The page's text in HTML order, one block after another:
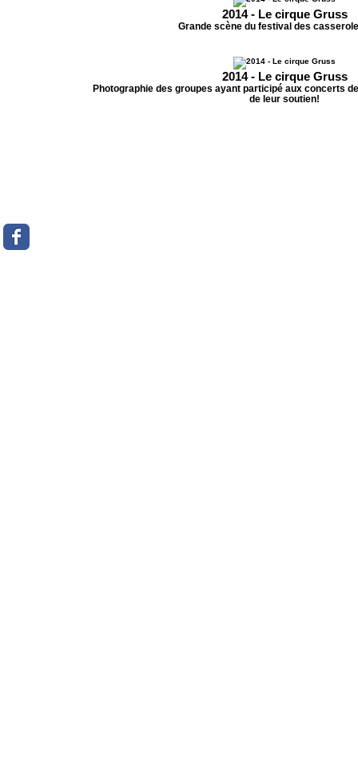
2014 - Le cirque Gruss
Grande scène du festival des
2014 - Le cirque Gruss
Photographie des groupes ayant participé aux concerts
de leur soutien!